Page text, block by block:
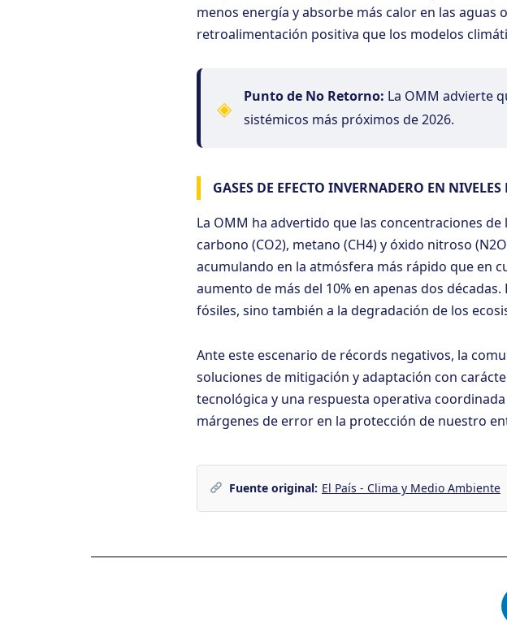
menos energía y absorbe más calor en las aguas
retroalimentación positiva que los modelos
◈ Punto de No Retorno: La OMM advierte
sistémicos más próximos de 2026.
GASES DE EFECTO INVERNADERO EN
La OMM ha advertido que las concentraciones
carbono (CO2), metano (CH4) y óxido nitroso
acumulando en la atmósfera más rápido que en
aumento de más del 10% en apenas dos
fósiles, sino también a la degradación de los
Ante este escenario de récords negativos, la
soluciones de mitigación y adaptación con
tecnológica y una respuesta operativa
márgenes de error en la protección de nuestro
Fuente original: El País - Clima y Medio Ambiente